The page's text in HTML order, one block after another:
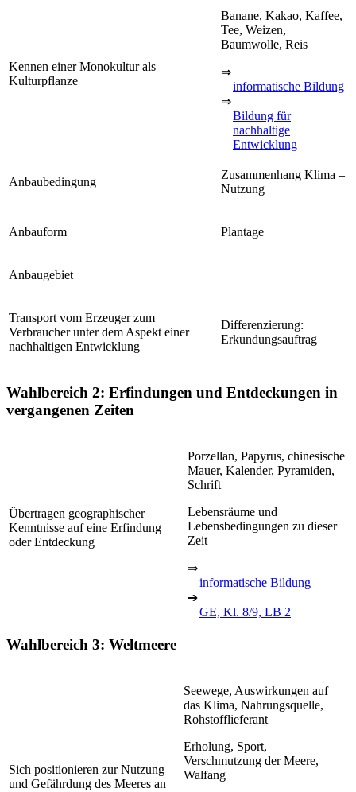
Kennen einer Monokultur als
Kulturpflanze
Banane, Kakao, Kaffee,
Tee, Weizen,
Baumwolle, Reis
⇒
informatische Bildung
⇒
Bildung für
nachhaltige
Entwicklung
Anbaubedingung
Zusammenhang Klima –
Nutzung
Anbauform Plantage
Anbaugebiet
Transport vom Erzeuger zum
Verbraucher unter dem Aspekt einer
nachhaltigen Entwicklung
Differenzierung:
Erkundungsauftrag
Wahlbereich 2: Erfindungen und Entdeckungen in
vergangenen Zeiten
Übertragen geographischer
Kenntnisse auf eine Erfindung
oder Entdeckung
Porzellan, Papyrus, chinesische
Mauer, Kalender, Pyramiden,
Schrift
Lebensräume und
Lebensbedingungen zu dieser
Zeit
⇒
informatische Bildung
➔
GE, Kl. 8/9, LB 2
Wahlbereich 3: Weltmeere
Sich positionieren zur Nutzung
und Gefährdung des Meeres an
Seewege, Auswirkungen auf
das Klima, Nahrungsquelle,
Rohstofflieferant
Erholung, Sport,
Verschmutzung der Meere,
Walfang